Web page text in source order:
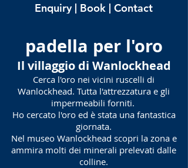
Enquiry | Book | Contact
padella per l'oro
Il villaggio di Wanlockhead
Cerca l'oro nei vicini ruscelli di
Wanlockhead. Tutta l'attrezzatura e gli
impermeabili forniti.
Ho cercato l'oro ed è stata una fantastica
giornata.
Nel museo Wanlockhead scopri la zona e
ammira molti dei minerali prelevati dalle
colline.